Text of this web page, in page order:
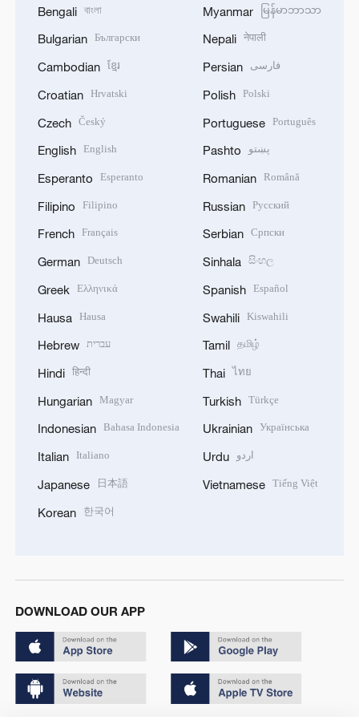
Bengali বাংলা
Bulgarian Български
Cambodian ខ្មែរ
Croatian Hrvatski
Czech Český
English English
Esperanto Esperanto
Filipino Filipino
French Français
German Deutsch
Greek Ελληνικά
Hausa Hausa
Hebrew עברית
Hindi हिन्दी
Hungarian Magyar
Indonesian Bahasa Indonesia
Italian Italiano
Japanese 日本語
Korean 한국어
Myanmar မြန်မာဘာသာ
Nepali नेपाली
Persian فارسی
Polish Polski
Portuguese Português
Pashto پښتو
Romanian Română
Russian Русский
Serbian Српски
Sinhala සිංහල
Spanish Español
Swahili Kiswahili
Tamil தமிழ்
Thai ไทย
Turkish Türkçe
Ukrainian Українська
Urdu اردو
Vietnamese Tiếng Việt
DOWNLOAD OUR APP